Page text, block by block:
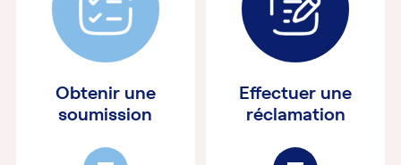
Obtenir une
soumission
Effectuer une
réclamation